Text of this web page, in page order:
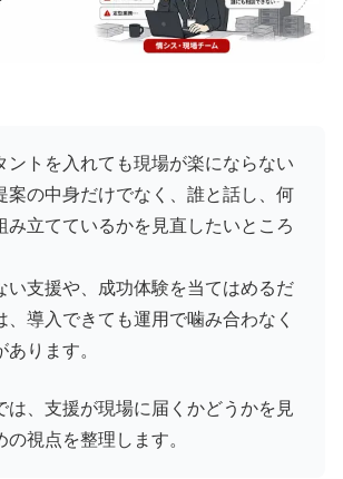
ントを入れても現場が楽にならない
案の中身だけでなく、誰と話し、何
み立てているかを見直したいところ
い支援や、成功体験を当てはめるだ
、導入できても運用で噛み合わなく
ります。
は、支援が現場に届くかどうかを見
視点を整理します。